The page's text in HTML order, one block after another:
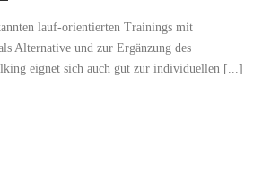
lauf-orientierten Trainings mit
Alternative und zur Ergänzung des
eignet sich auch gut zur individuellen [...]